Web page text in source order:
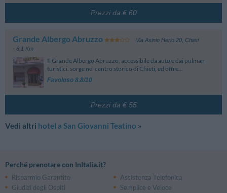
Prezzi da € 60
Grande Albergo Abruzzo Via Asinio Herio 20, Chieti
- 6.1 Km
Il Grande Albergo Abruzzo, accessibile da auto e dai pulman
turistici, sorge nel centro storico di Chieti, ed offre...
Favoloso 8.8/10
Prezzi da € 55
Vedi altri hotel a San Giovanni Teatino »
Perché prenotare con InItalia.it?
Risparmio Garantito
Assistenza Telefonica
Giudizi degli Ospiti
Semplice e Veloce